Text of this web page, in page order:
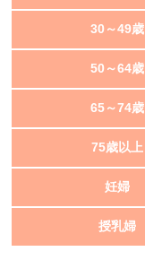
30～49歳
50～64歳
65～74歳
75歳以上
妊婦
授乳婦